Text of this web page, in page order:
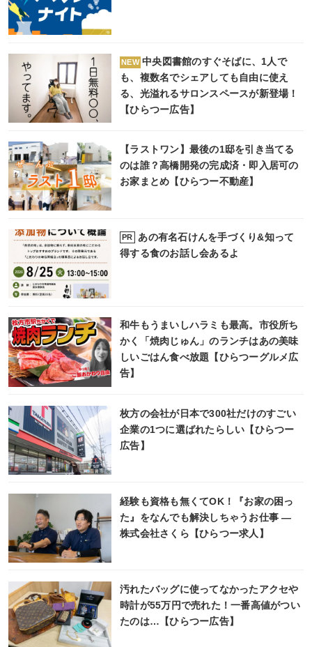
NEW 中央図書館のすぐそばに、1人で
も、複数名でシェアしても自由に使え
る、光溢れるサロンスペースが新登場！
【ひらつー広告】
【ラストワン】最後の1邸を引き当てる
のは誰？高橋開発の完成済・即入居可の
お家まとめ【ひらつー不動産】
PR
あの有名石けんを手づくり&知って
得する食のお話し会あるよ
和牛もうまいしハラミも最高。市役所ち
かく「焼肉じゅん」のランチはあの美味
しいごはん食べ放題【ひらつーグルメ広
告】
枚方の会社が日本で300社だけのすごい
企業の1つに選ばれたらしい【ひらつー
広告】
経験も資格も無くてOK！『お家の困っ
た』をなんでも解決しちゃうお仕事 ―
株式会社さくら【ひらつー求人】
汚れたバッグに使ってなかったアクセや
時計が55万円で売れた！一番高値がつい
たのは…【ひらつー広告】